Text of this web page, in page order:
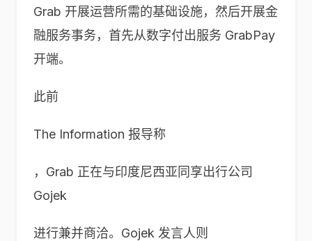
Grab 开展运营所需的基础设施，然后开展金
融服务事务，首先从数字付出服务 GrabPay
开端。
此前
The Information 报导称
，Grab 正在与印度尼西亚同享出行公司
Gojek
进行兼并商洽。Gojek 发言人则